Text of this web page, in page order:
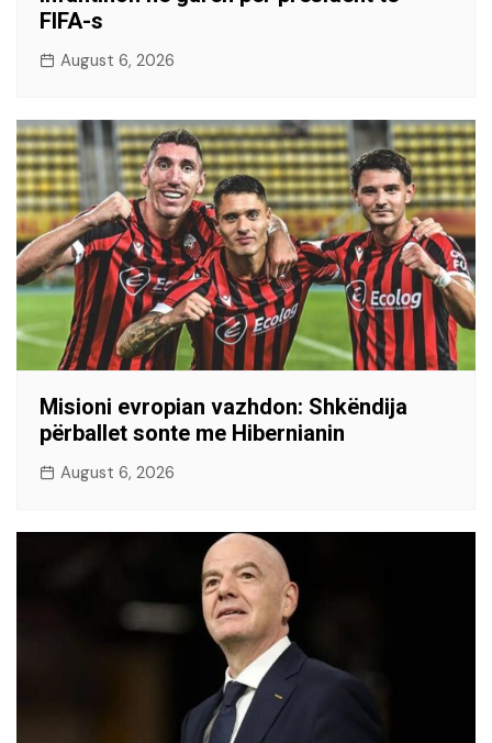
FIFA-s
August 6, 2026
Misioni evropian vazhdon: Shkëndija
përballet sonte me Hibernianin
August 6, 2026